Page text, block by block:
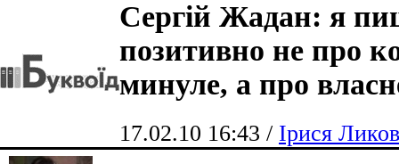
Сергій Жадан: я
позитивно не про
минуле, а про
17.02.10 16:43 / Ірися